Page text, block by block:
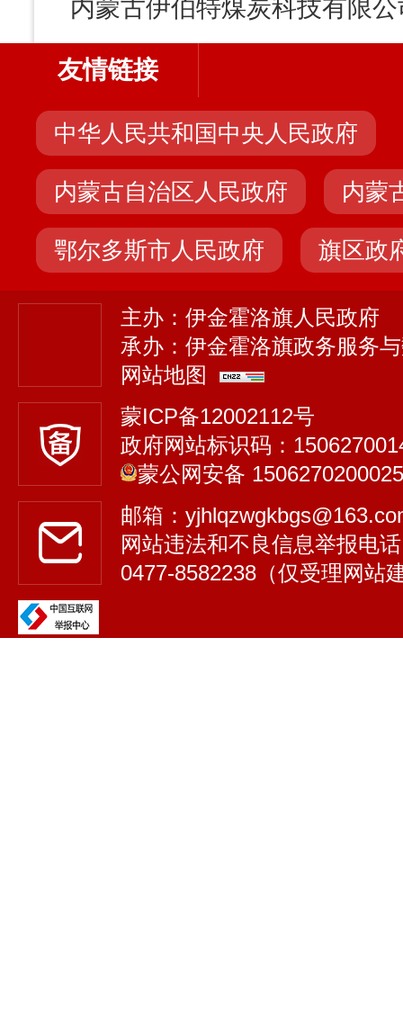
友情链接
中华人民共和国中央人民政府
内蒙古自治区人民政府 内蒙
鄂尔多斯市人民政府 旗区政
主办：伊金霍洛旗人民政府
承办：伊金霍洛旗政务服务
网站地图
蒙ICP备12002112号
政府网站标识码：
蒙公网安备
邮箱：
网站违法和不良信息举报电
0477-8582238（仅受理网站